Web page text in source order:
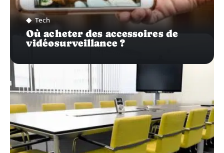
Tech
Où acheter des accessoires de
vidéosurveillance ?